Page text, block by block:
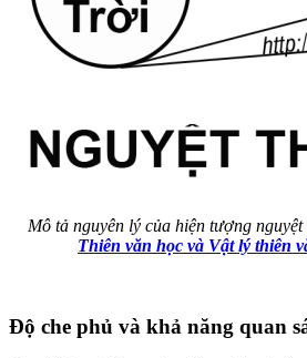
Mô tả nguyên lý của hiện tượng
Thiên văn học và Vật lý thiên
Độ che phủ và khả năng quan